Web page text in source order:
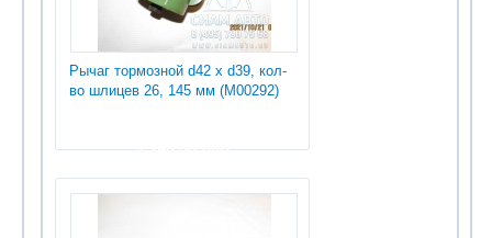
Рычаг тормозной d42 x d39, кол-
во шлицев 26, 145 мм (М00292)
2 250.00 руб